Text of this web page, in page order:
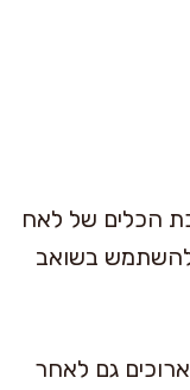
הכלים של לאח
להשתמש בשואב
גם לאחר